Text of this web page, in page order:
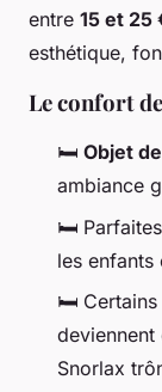
entre 15 et 25
esthétique,
Le confort
🛏️ Objet
ambiance
🛏️
les enfants
🛏️ Certains
deviennent
Snorlax